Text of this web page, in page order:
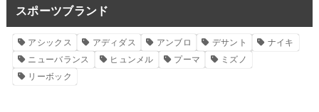
スポーツブランド
アシックス アディダス アンブロ デサント
ナイキ
ニューバランス
ヒュンメル プーマ
ミズノ
リーボック